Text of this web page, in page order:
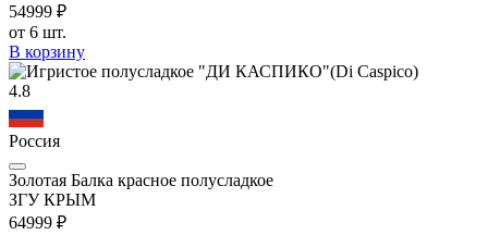
54999 ₽
от 6 шт.
В корзину
4.8
Россия
Золотая Балка красное полусладкое
ЗГУ КРЫМ
64999 ₽